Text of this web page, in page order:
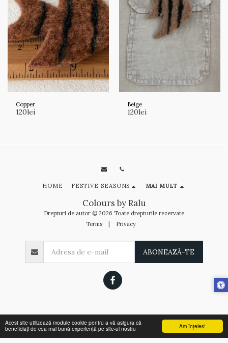
Am înţeles!
Acest site utilizează module cookie pentru a vă asigura că
beneficiați de cea mai bună experiență pe site-ul nostru
Copper
120lei
Beige
120lei
Colours by Ralu
Drepturi de autor © 2026 Toate drepturile rezervate
Terms
Privacy
HOME FESTIVE SEASONS MAI MULT
ABONEAZĂ-TE